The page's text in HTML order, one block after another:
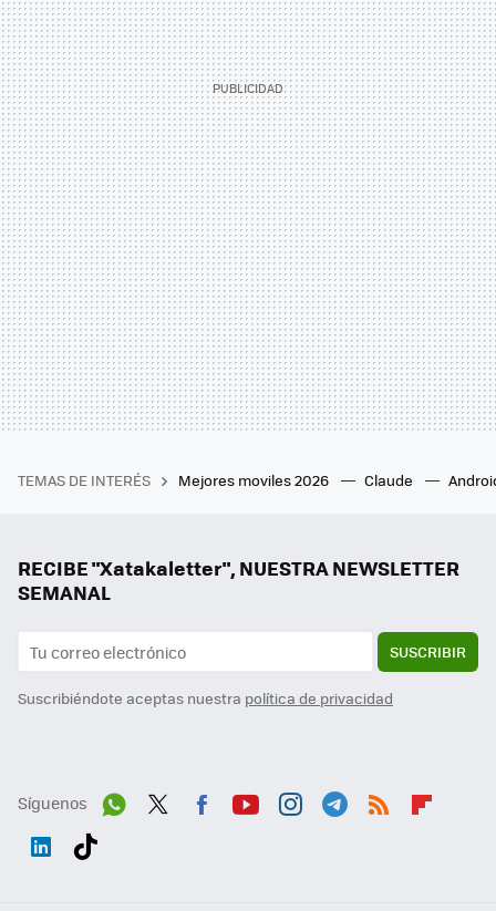
TEMAS DE INTERÉS Mejores moviles 2026 Claude
RECIBE "Xatakaletter", NUESTRA NEWSLETTER
SEMANAL
SUSCRIBIR
Suscribiéndote aceptas nuestra política de privacidad
Síguenos